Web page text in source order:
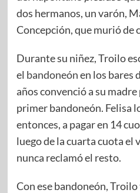
dos hermanos, un varón,
Concepción, que murió de
Durante su niñez, Troilo
el bandoneónen los bares
años convenció a su
primer bandoneón. Felisa
entonces, a pagar en 14
luego de la cuarta cuota el
nunca reclamó el resto.
Con ese bandoneón,